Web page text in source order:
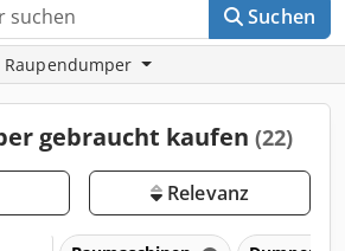
Suchen
gebraucht kaufen (22)
Relevanz